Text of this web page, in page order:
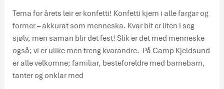
Tema for årets leir er konfetti! Konfetti kjem i alle fargar og
former – akkurat som menneska. Kvar bit er liten i seg
sjølv, men saman blir det fest! Slik er det med menneske
også; vi er ulike men treng kvarandre. På Camp Kjeldsund
er alle velkomne; familiar, besteforeldre med barnebarn,
tanter og onklar med